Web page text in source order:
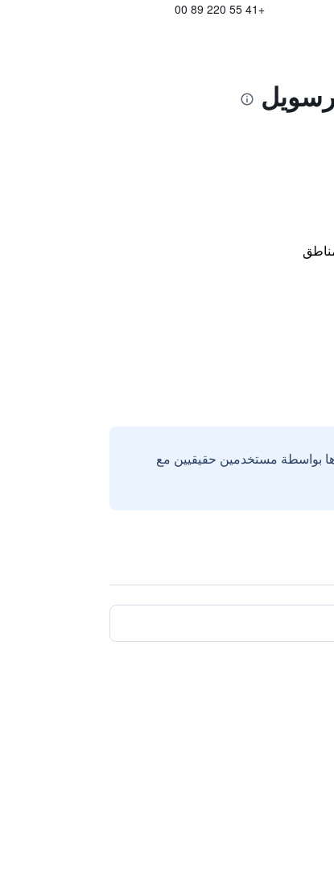
+41 55 220 89 00
بواسطة مستخدمين حقيقيين مع